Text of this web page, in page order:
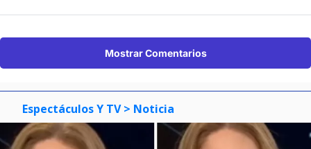
Mostrar Comentarios
Espectáculos Y TV > Noticia